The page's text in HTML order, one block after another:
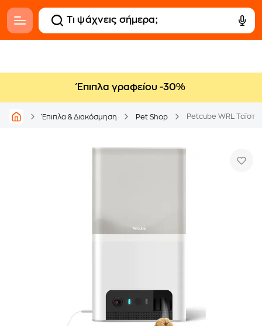
Έπιπλα γραφείου -30%
Έπιπλα & Διακόσμηση Pet Shop Petcube WRL Ταΐστα